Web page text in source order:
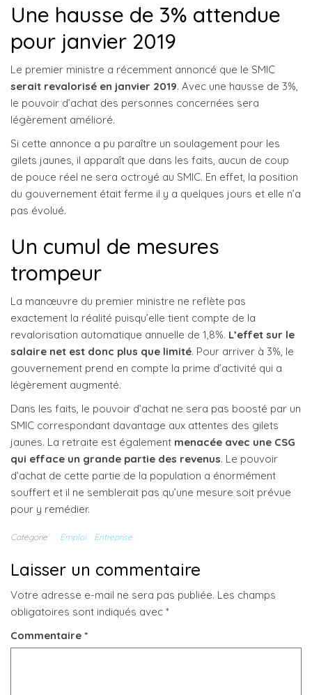
Une hausse de 3% attendue
pour janvier 2019
Le premier ministre a récemment annoncé que le SMIC
serait revalorisé en janvier 2019. Avec une hausse de 3%,
le pouvoir d’achat des personnes concernées sera
légèrement amélioré.
Si cette annonce a pu paraître un soulagement pour les
gilets jaunes, il apparaît que dans les faits, aucun de coup
de pouce réel ne sera octroyé au SMIC. En effet, la position
du gouvernement était ferme il y a quelques jours et elle n’a
pas évolué.
Un cumul de mesures
trompeur
La manœuvre du premier ministre ne reflète pas
exactement la réalité puisqu’elle tient compte de la
revalorisation automatique annuelle de 1,8%. L’effet sur le
salaire net est donc plus que limité. Pour arriver à 3%, le
gouvernement prend en compte la prime d’activité qui a
légèrement augmenté.
Dans les faits, le pouvoir d’achat ne sera pas boosté par un
SMIC correspondant davantage aux attentes des gilets
jaunes. La retraite est également menacée avec une CSG
qui efface un grande partie des revenus. Le pouvoir
d’achat de cette partie de la population a énormément
souffert et il ne semblerait pas qu’une mesure soit prévue
pour y remédier.
Catégorie Emploi Entreprise
Laisser un commentaire
Votre adresse e-mail ne sera pas publiée. Les champs
obligatoires sont indiqués avec *
Commentaire *